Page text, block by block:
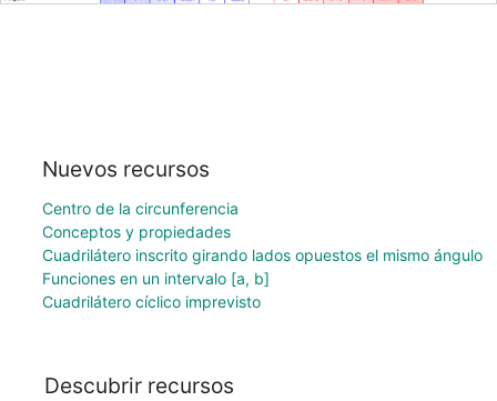
Nuevos recursos
Centro de la circunferencia
Conceptos y propiedades
Cuadrilátero inscrito girando lados opuestos el mismo ángulo
Funciones en un intervalo [a, b]
Cuadrilátero cíclico imprevisto
Descubrir recursos